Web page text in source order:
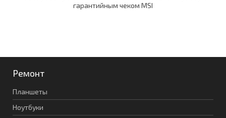
гарантийным чеком MSI
Ремонт
Планшеты
Ноутбуки